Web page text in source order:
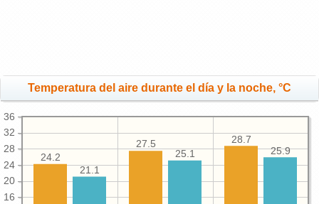
Temperatura del aire durante el día y la noche, °C
16
20
24
28
32
36
28.7
27.5
24.2
25.9
25.1
21.1